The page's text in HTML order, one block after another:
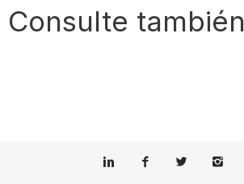
Consulte también